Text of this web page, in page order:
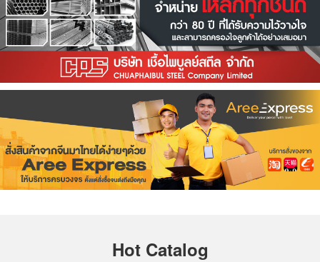
Hot Catalog